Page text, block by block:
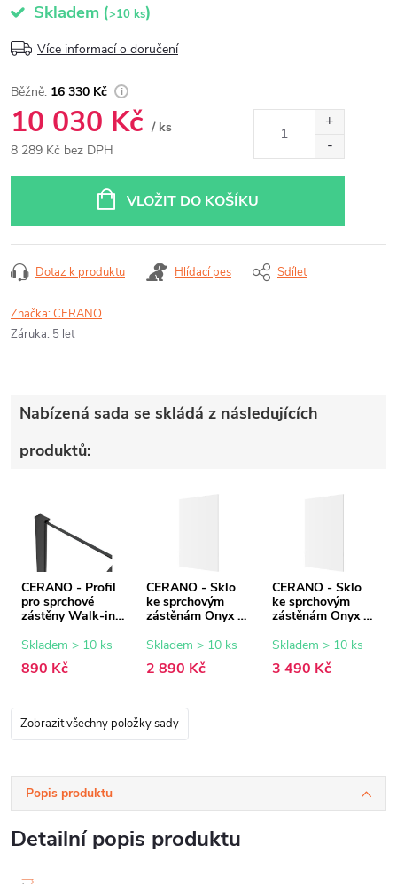
Skladem (>10 ks)
Více informací o doručení
16 330 Kč
10 030 Kč / ks
8 289 Kč bez DPH
VLOŽIT DO KOŠÍKU
Dotaz k produktu Hlídací pes Sdílet
Značka:CERANO
Záruka: 5 let
Nabízená sada se skládá z následujících
produktů:
CERANO - Profil
pro sprchové
zástěny Walk-in
černá matná - 15
Skladem > 10 ks
890 Kč
CERANO - Sklo
ke sprchovým
zástěnám Onyx -
transparentní sklo
- 90x200 cm
Skladem > 10 ks
2 890 Kč
CERANO - Sklo
ke sprchovým
zástěnám Onyx -
transparentní sklo
- 110x200 cm
Skladem > 10 ks
3 490 Kč
Zobrazit všechny položky sady
Popis produktu
Detailní popis produktu